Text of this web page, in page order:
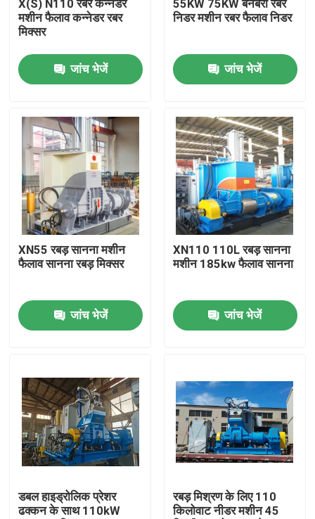
उत्पादों
वीडियो
हमारे बारे में
गुणवत्ता नियंत्रण
संपर्क करें
समाचार
एक उद्धरण का अनुरोध करें
रबर प्रक्रिया मशीन
X(S) N110 रबर कन्नेडर
मशीन फैलाव कन्नेडर रबर
मिक्सर
जांच भेजें
55KW 75KW बनबरी रबर
निडर मशीन रबर फैलाव निडर
जांच भेजें
XN55 रबड़ सानना मशीन
फैलाव सानना रबड़ मिक्सर
जांच भेजें
XN110 110L रबड़ सानना
मशीन 185kw फैलाव सानना
जांच भेजें
डबल हाइड्रोलिक प्रेशर
ढक्कन के साथ 110kW
रबड़ मिश्रण के लिए 110
किलोवाट नीडर मशीन 45